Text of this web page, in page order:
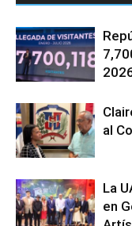
al
La
en